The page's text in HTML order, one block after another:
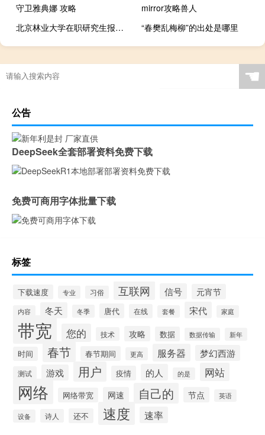
守卫雅典娜 攻略
mirror攻略兽人
北京林业大学在职研究生报名方式
“春樊乱梅柳”的出处是哪里
☚
公告
DeepSeek全套部署资料免费下载
免费可商用字体批量下载
标签
下载速度 专业 习俗 互联网 信号 元宵节
内容 冬天 冬季 唐代 在线 套餐 宋代 家庭
带宽 您的 技术 攻略 数据 数据传输 新年
时间 春节 春节期间 更高 服务器 梦幻西游
测试 游戏 用户 疫情 的人 的是 网站
网络 网络带宽 网速 自己的 节点 英语
设备 诗人 还不 速度 速率